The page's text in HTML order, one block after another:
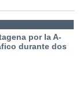
por la A-
durante dos